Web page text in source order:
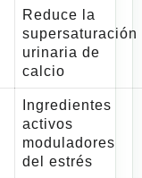
Reduce la
supersaturación
urinaria de
calcio
Ingredientes
activos
moduladores
del estrés